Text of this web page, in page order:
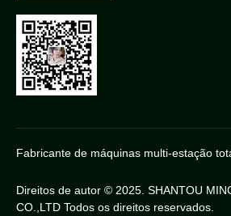
Fabricante de máquinas multi-estação
Direitos de autor © 2025. SHANTOU
CO.,LTD Todos os direitos reservados.